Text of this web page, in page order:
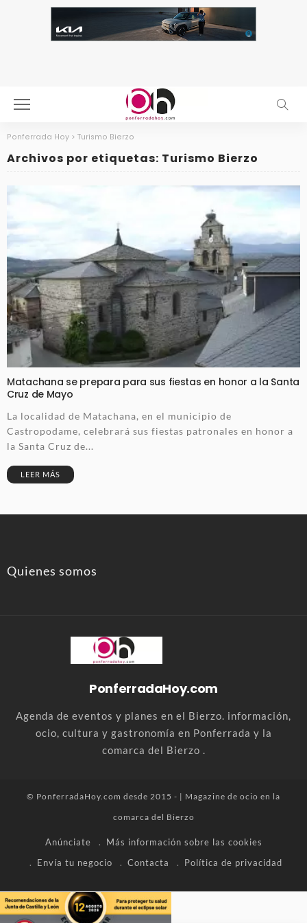
Ponferrada Hoy > Turismo Bierzo
Archivos por etiquetas: Turismo Bierzo
Matachana se prepara para sus fiestas en honor a la Santa
Cruz de Mayo
La localidad de Matachana, en el municipio de
Castropodame, celebrará sus fiestas patronales en honor a
la Santa Cruz de...
LEER MÁS
Quienes somos
PonferradaHoy.com
Agenda de eventos y planes en el Bierzo. información,
ocio, cultura y gastronomía en Ponferrada y la
comarca del Bierzo .
© PonferradaHoy.com desde 2015 - | Magazine de ocio en la
comarca del Bierzo
Anúnciate
Más información sobre las cookies
Envía tu negocio
Contacta Política de privacidad